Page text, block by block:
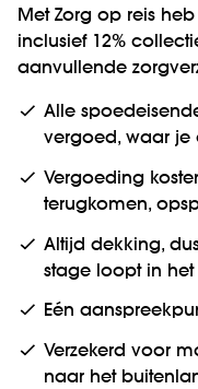
Met Zorg op reis
inclusief 12%
aanvullende
Alle
vergoed, waar je
Vergoeding
terugkomen,
Altijd dekking,
stage loopt in
Eén
Verzekerd voor
naar het